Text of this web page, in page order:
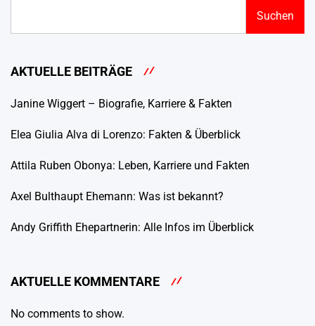
Suchen
AKTUELLE BEITRÄGE
Janine Wiggert – Biografie, Karriere & Fakten
Elea Giulia Alva di Lorenzo: Fakten & Überblick
Attila Ruben Obonya: Leben, Karriere und Fakten
Axel Bulthaupt Ehemann: Was ist bekannt?
Andy Griffith Ehepartnerin: Alle Infos im Überblick
AKTUELLE KOMMENTARE
No comments to show.